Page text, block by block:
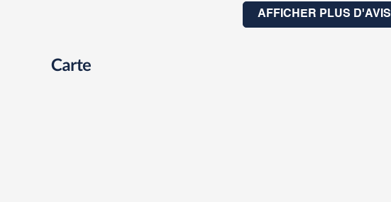
AFFICHER PLUS D'AVIS
Carte